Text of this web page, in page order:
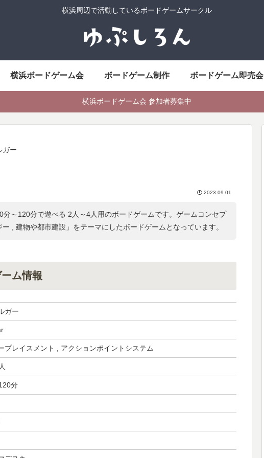
横浜周辺で活動しているボードゲームサークル
横浜ボードゲーム会 ボードゲーム制作 ボードゲーム即売会
横浜ボードゲーム会 参加者募集中
ガー
2023.09.01
分～120分で遊べる 2人～4人用のボードゲームです。ゲームコンセプ
ー , 建物や都市建設 」をテーマにしたボードゲームとなっています。
ム情報
ガー
プレイスメント , アクションポイントシステム
分